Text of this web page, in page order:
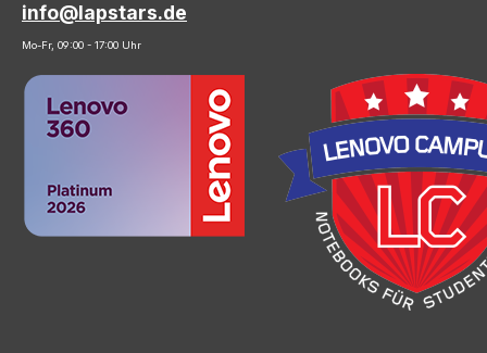
info@lapstars.de
Mo-Fr, 09:00 - 17:00 Uhr